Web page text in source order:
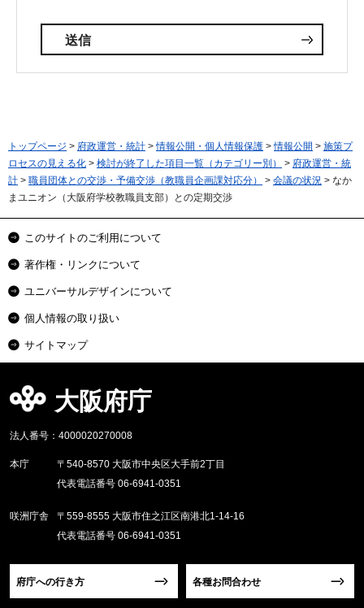
トップページ > 府政運営・統計 >情報公開・個人情報保護 >情報公開 > 施策プ
ロセスの見える化 > 検討が終了した項目一覧（カテゴリー別） > 府政運営・統
計 > 職員団体との交渉・予備交渉（教職員企画課対応分） > 会議の状況 > なか
まユニオン（大阪府学校教職員支部）との定期交渉
このサイトのご利用について
著作権・リンクについて
ユニバーサルデザインについて
個人情報の取り扱い
サイトマップ
大阪府庁
法人番号：4000020270008
本庁
〒540-8570 大阪市中央区大手前2丁目
代表電話番号 06-6941-0351
咲洲庁舎
〒559-8555 大阪市住之江区南港北1-14-16
代表電話番号 06-6941-0351
府庁への行き方 各種お問合わせ